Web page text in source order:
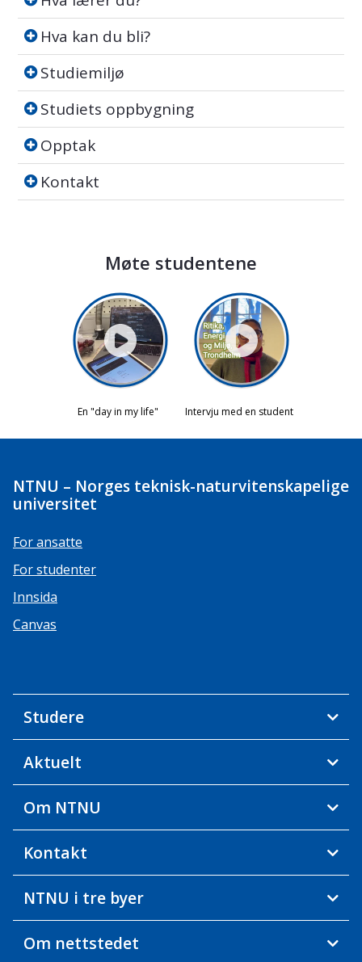
Hva kan du bli?
Hva kan du bli?
Studiemiljø
Studiemiljø
Studiets oppbygning
Studiets oppbygning
Opptak
Opptak
Kontakt
Kontakt
Møte studentene
NTNU – Norges teknisk-naturvitenskapelige
universitet
For ansatte
For studenter
Innsida
Canvas
Studere
Aktuelt
Om NTNU
Kontakt
NTNU i tre byer
Om nettstedet